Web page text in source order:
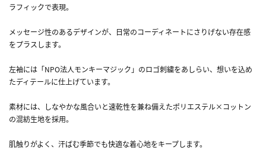
ラフィックで表現。
メッセージ性のあるデザインが、日常のコーディネートにさりげない存在感
をプラスします。
左袖には「NPO法人モンキーマジック」のロゴ刺繍をあしらい、想いを込め
たディテールに仕上げています。
素材には、しなやかな風合いと速乾性を兼ね備えたポリエステル×コットン
の混紡生地を採用。
肌触りがよく、汗ばむ季節でも快適な着心地をキープします。